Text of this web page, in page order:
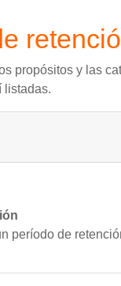
propósitos y las
listadas.
período de